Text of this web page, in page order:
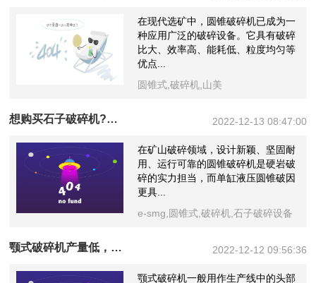
在现代选矿中，圆锥破碎机已成为一
种应用广泛的破碎设备。它具有破碎
比大、效率高、能耗低、粒度均匀等
优点...
圆锥式,破碎机,山美
想购买石子破碎机?来了解下这款单缸液压圆锥破碎机 2022-12-13 08:47:00
在矿山破碎领域，设计新颖、坚固耐
用、运行可靠的圆锥破碎机是硬岩破
碎的实力担当，而单缸液压圆锥破因
更具...
e-smg,圆锥式,破碎机,石子破碎设备
颚式破碎机产量低，达不到标准？从这四个方面找原因。 2022-12-12 09:56:36
颚式破碎机一般用作生产线中的头部